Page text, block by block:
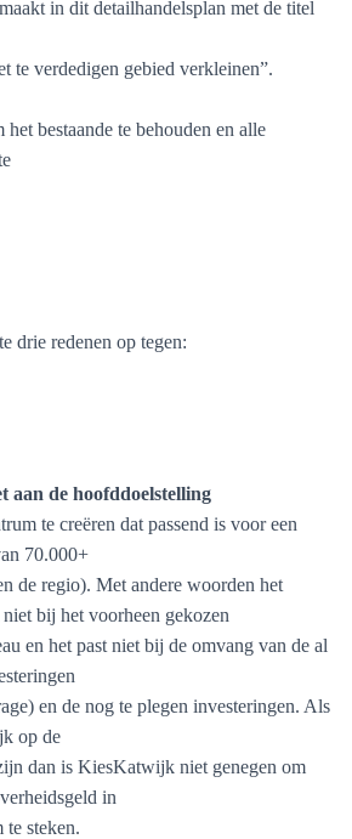
in dit detailhandelsplan met de titel
te verdedigen gebied verkleinen”.
bestaande te behouden en alle
drie redenen op tegen:
aan de hoofddoelstelling
te creëren dat passend is voor een
70.000+
de regio). Met andere woorden het
niet bij het voorheen gekozen
en het past niet bij de omvang van de al
en de nog te plegen investeringen. Als
op de
dan is KiesKatwijk niet genegen om
in
te steken.